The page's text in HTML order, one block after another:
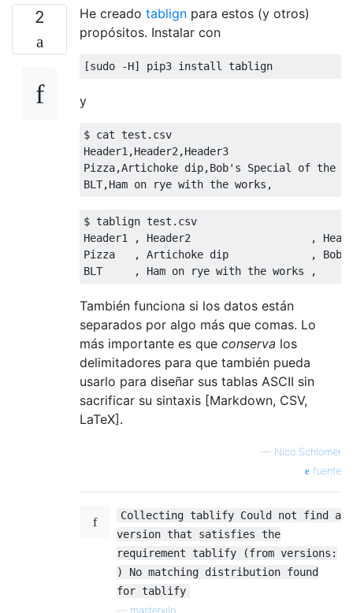
2 He creado tablign para estos (y otros)
propósitos. Instalar con
y
$ cat test.csv
Header1,Header2,Header3
Pizza,Artichoke dip,Bob's Special of the
$ tablign test.csv
Header1 , Header2                   ,
Pizza   , Artichoke dip             , Bob's
También funciona si los datos están
separados por algo más que comas. Lo
más importante es que conserva los
delimitadores para que también pueda
usarlo para diseñar sus tablas ASCII sin
sacrificar su sintaxis [Markdown, CSV,
LaTeX].
— Nico Schlömer
fuente
Collecting tablify Could not find a
version that satisfies the
requirement tablify (from versions:
) No matching distribution found
for tablify
masterxilo